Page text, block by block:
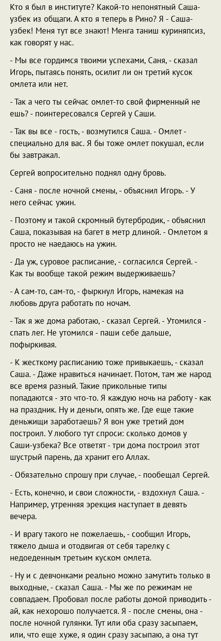
Кто я был в институте? Какой-то непонятный Саша-
узбек из общаги. А кто я теперь в Рино? Я - Саша-
узбек! Меня тут все знают! Менга таниш куриняпсиз,
как говорят у нас.
- Мы все гордимся твоими успехами, Саня, - сказал
Игорь, пытаясь понять, осилит ли он третий кусок
омлета или нет.
- Так а чего ты сейчас омлет-то свой фирменный не
ешь? - поинтересовался Сергей у Саши.
- Так вы все - гость, - возмутился Саша. - Омлет -
специально для вас. Я бы тоже омлет покушал, если
бы завтракал.
Сергей вопросительно поднял одну бровь.
- Саня - после ночной смены, - объяснил Игорь. - У
него сейчас ужин.
- Поэтому и такой скромный бутербродик, - объяснил
Саша, показывая на багет в метр длиной. - Омлетом я
просто не наедаюсь на ужин.
- Да уж, суровое расписание, - согласился Сергей. -
Как ты вообще такой режим выдерживаешь?
- А сам-то, сам-то, - фыркнул Игорь, намекая на
любовь друга работать по ночам.
- Так я же дома работаю, - сказал Сергей. - Утомился -
спать лег. Не утомился - паши себе дальше,
пофыркивая.
- К жесткому расписанию тоже привыкаешь, - сказал
Саша. - Даже нравиться начинает. Потом, там же народ
все время разный. Такие прикольные типы
попадаются - это что-то. Я каждую ночь на работу - как
на праздник. Ну и деньги, опять же. Где еще такие
деньжищи заработаешь? Я вон уже третий дом
построил. У любого тут спроси: сколько домов у
Саши-узбека? Все ответят - три дома построил этот
шустрый парень, да хранит его Аллах.
- Обязательно спрошу при случае, - пообещал Сергей.
- Есть, конечно, и свои сложности, - вздохнул Саша. -
Например, утренняя эрекция наступает в девять
вечера.
- И врагу такого не пожелаешь, - сообщил Игорь,
тяжело дыша и отодвигая от себя тарелку с
недоеденным третьим куском омлета.
- Ну и с девчонками реально можно замутить только в
выходные, - сказал Саша. - Мы же по режимам не
совпадаем. Пробовал после работы домой приводить -
ай, как нехорошо получается. Я - после смены, она -
после ночной гулянки. Тут или оба сразу засыпаем,
или, что еще хуже, я один сразу засыпаю, а она тут